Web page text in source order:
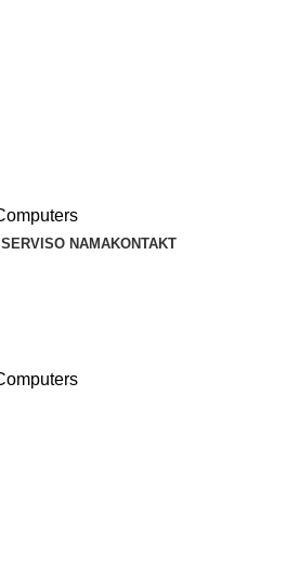
SERVISO NAMAKONTAKT